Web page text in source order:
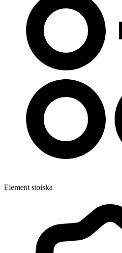
Element stoiska